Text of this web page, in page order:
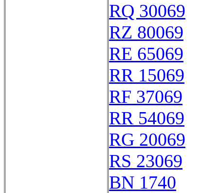
RQ 30069
RZ 80069
RE 65069
RR 15069
RF 37069
RR 54069
RG 20069
RS 23069
BN 1740